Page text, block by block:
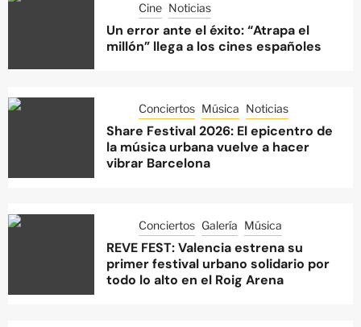
Cine Noticias
Un error ante el éxito: “Atrapa el
millón” llega a los cines españoles
Conciertos Música Noticias
Share Festival 2026: El epicentro de
la música urbana vuelve a hacer
vibrar Barcelona
Conciertos Galería Música
REVE FEST: Valencia estrena su
primer festival urbano solidario por
todo lo alto en el Roig Arena